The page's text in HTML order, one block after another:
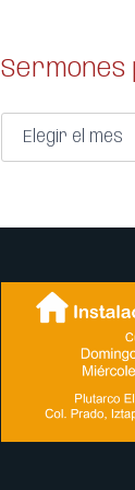
Sermones